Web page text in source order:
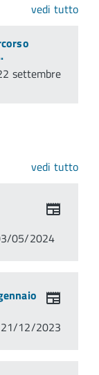
vedi tutto
settembre
vedi tutto
05/2024
21/12/2023